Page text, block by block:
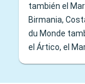
también el
Birmania,
du Monde
el Ártico, el